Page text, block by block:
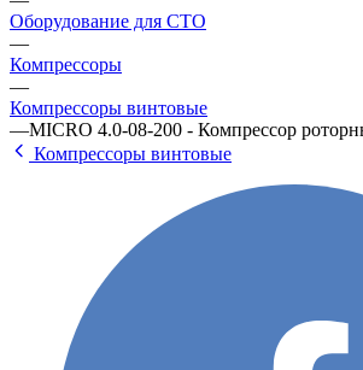
Оборудование для СТО
—
Компрессоры
—
Компрессоры винтовые
—MICRO 4.0-08-200 - Компрессор
Компрессоры винтовые